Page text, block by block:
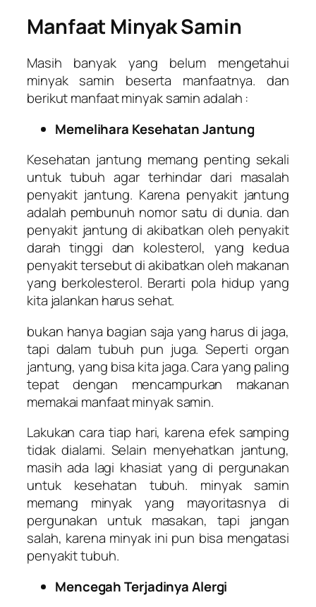
Manfaat Minyak Samin
Masih banyak yang belum mengetahui
minyak samin beserta manfaatnya. dan
berikut manfaat minyak samin adalah :
Memelihara Kesehatan Jantung
Kesehatan jantung memang penting sekali
untuk tubuh agar terhindar dari masalah
penyakit jantung. Karena penyakit jantung
adalah pembunuh nomor satu di dunia. dan
penyakit jantung di akibatkan oleh penyakit
darah tinggi dan kolesterol, yang kedua
penyakit tersebut di akibatkan oleh makanan
yang berkolesterol. Berarti pola hidup yang
kita jalankan harus sehat.
bukan hanya bagian saja yang harus di jaga,
tapi dalam tubuh pun juga. Seperti organ
jantung, yang bisa kita jaga. Cara yang paling
tepat dengan mencampurkan makanan
memakai manfaat minyak samin.
Lakukan cara tiap hari, karena efek samping
tidak dialami. Selain menyehatkan jantung,
masih ada lagi khasiat yang di pergunakan
untuk kesehatan tubuh. minyak samin
memang minyak yang mayoritasnya di
pergunakan untuk masakan, tapi jangan
salah, karena minyak ini pun bisa mengatasi
penyakit tubuh.
Mencegah Terjadinya Alergi